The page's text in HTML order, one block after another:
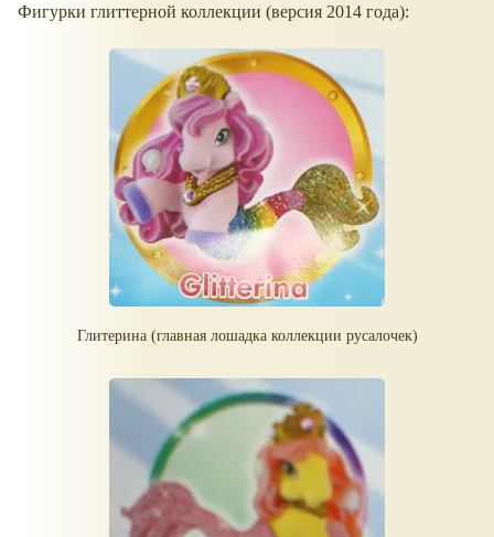
Фигурки глиттерной коллекции (версия 2014 года):
Глитерина (главная лошадка коллекции русалочек)